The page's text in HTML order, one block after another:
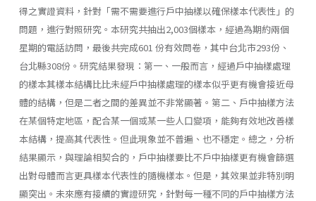
得之實證資料，針對「需不需要進行戶中抽樣以確保樣本代表性」的
問題，進行對照研究。本研究共抽出2,003個樣本，經過為期約兩個
星期的電話訪問，最後共完成601 份有效問卷，其中台北市293份、
台北縣308份。研究結果發現：第一、一般而言，經過戶中抽樣處理
的樣本其樣本結構比比未經戶中抽樣處理的樣本似乎更有機會接近母
體的結構，但是二者之間的差異並不非常顯著。第二、戶中抽樣方法
在某個特定地區，配合某一個或某一些人口變項，能夠有效地改善樣
本結構，提高其代表性。但此現象並不普遍、也不穩定。總之，分析
結果顯示，與理論相契合的，戶中抽樣要比不戶中抽樣更有機會篩選
出對母體而言更具樣本代表性的隨機樣本。但是，其效果並非特別明
顯突出。未來應有接續的實證研究，針對每一種不同的戶中抽樣方法